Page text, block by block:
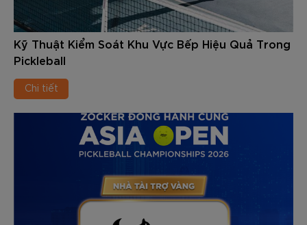
Kỹ Thuật Kiểm Soát Khu Vực Bếp Hiệu Quả Trong
Pickleball
Chi tiết